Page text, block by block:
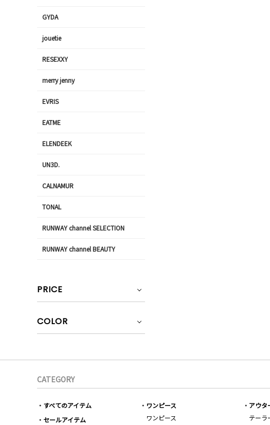
GYDA
jouetie
RESEXXY
merry jenny
EVRIS
EATME
ELENDEEK
UN3D.
CALNAMUR
TONAL
RUNWAY channel SELECTION
RUNWAY channel BEAUTY
PRICE
COLOR
CATEGORY
すべてのアイテム
セールアイテム
ワンピース
ワンピース
アウタ
テーラ